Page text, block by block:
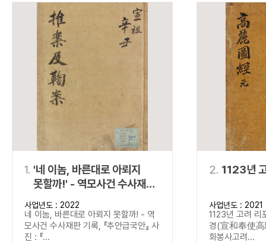
검색 연산자 사용안내
정조 AND 정약용
“정조”와 “정약
“정조” 또는 “
NOT 정조 NOT 정약용
“정조”가 나온
료를 검색
1. '네 이놈, 바른대로 아뢰지
못할까!' - 역모사건 수사재판
기록, 『추안급국안』
사업년도 : 2022
네 이놈, 바른대로 아뢰지 못할까! - 역
모사건 수사재판 기록, 『추안급국안』 사
진 : 『...
2. 1123년
사업년도 : 2021
1123년 고려 리
경(宣和奉使高
화봉사고려...